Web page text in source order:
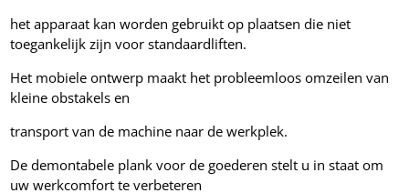
het apparaat kan worden gebruikt op plaatsen die niet
toegankelijk zijn voor standaardliften.
Het mobiele ontwerp maakt het probleemloos omzeilen van
kleine obstakels en
transport van de machine naar de werkplek.
De demontabele plank voor de goederen stelt u in staat om
uw werkcomfort te verbeteren